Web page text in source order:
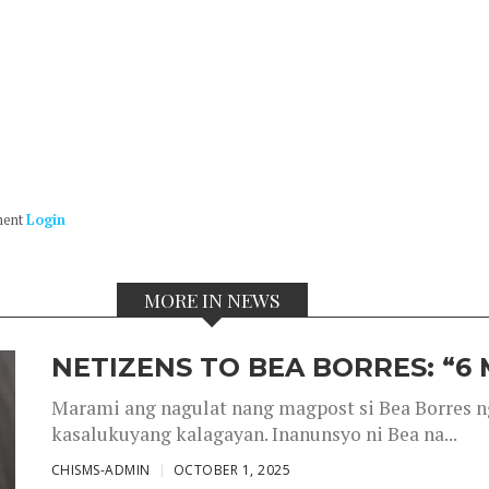
Login
MORE IN NEWS
NETIZENS TO BEA BORRES: “6
Marami ang nagulat nang magpost si Bea Borres
kasalukuyang kalagayan. Inanunsyo ni Bea na...
CHISMS-ADMIN OCTOBER 1, 2025